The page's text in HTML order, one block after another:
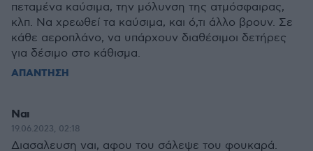
πεταμένα καύσιμα, την μόλυνση της ατμόσφαιρας,
κλπ. Να χρεωθεί τα καύσιμα, και ό,τι άλλο βρουν. Σε
κάθε αεροπλάνο, να υπάρχουν διαθέσιμοι δετήρες
για δέσιμο στο κάθισμα.
ΑΠΑΝΤΗΣΗ
Ναι
19.06.2023, 02:18
Διασαλευση ναι, αφου του σάλεψε του φουκαρά.